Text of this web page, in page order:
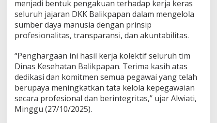
menjadi bentuk pengakuan terhadap kerja keras
seluruh jajaran DKK Balikpapan dalam mengelola
sumber daya manusia dengan prinsip
profesionalitas, transparansi, dan akuntabilitas.
“Penghargaan ini hasil kerja kolektif seluruh tim
Dinas Kesehatan Balikpapan. Terima kasih atas
dedikasi dan komitmen semua pegawai yang telah
berupaya meningkatkan tata kelola kepegawaian
secara profesional dan berintegritas,” ujar Alwiati,
Minggu (27/10/2025).